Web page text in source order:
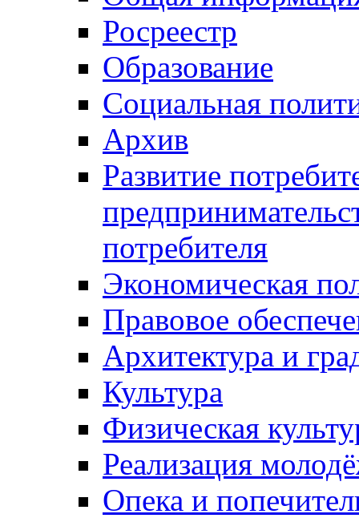
Росреестр
Образование
Социальная
Архив
Развитие
потребителя
Экономическая
Правовое
Архитектура и
Культура
Физическая
Реализация
Опека и